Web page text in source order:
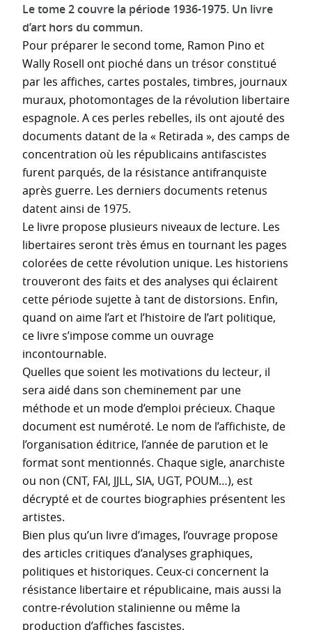
Le tome 2 couvre la période 1936-1975. Un livre
d’art hors du commun.
Pour préparer le second tome, Ramon Pino et
Wally Rosell ont pioché dans un trésor constitué
par les affiches, cartes postales, timbres, journaux
muraux, photomontages de la révolution libertaire
espagnole. A ces perles rebelles, ils ont ajouté des
documents datant de la « Retirada », des camps de
concentration où les républicains antifascistes
furent parqués, de la résistance antifranquiste
après guerre. Les derniers documents retenus
datent ainsi de 1975.
Le livre propose plusieurs niveaux de lecture. Les
libertaires seront très émus en tournant les pages
colorées de cette révolution unique. Les historiens
trouveront des faits et des analyses qui éclairent
cette période sujette à tant de distorsions. Enfin,
quand on aime l’art et l’histoire de l’art politique,
ce livre s’impose comme un ouvrage
incontournable.
Quelles que soient les motivations du lecteur, il
sera aidé dans son cheminement par une
méthode et un mode d’emploi précieux. Chaque
document est numéroté. Le nom de l’affichiste, de
l’organisation éditrice, l’année de parution et le
format sont mentionnés. Chaque sigle, anarchiste
ou non (CNT, FAI, JJLL, SIA, UGT, POUM…), est
décrypté et de courtes biographies présentent les
artistes.
Bien plus qu’un livre d’images, l’ouvrage propose
des articles critiques d’analyses graphiques,
politiques et historiques. Ceux-ci concernent la
résistance libertaire et républicaine, mais aussi la
contre-révolution stalinienne ou même la
production d’affiches fascistes.